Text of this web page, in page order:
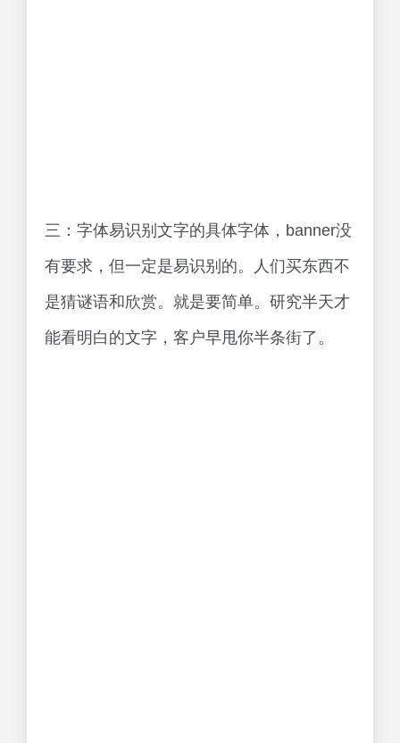
三：字体易识别文字的具体字体，banner没
有要求，但一定是易识别的。人们买东西不
是猜谜语和欣赏。就是要简单。研究半天才
能看明白的文字，客户早甩你半条街了。